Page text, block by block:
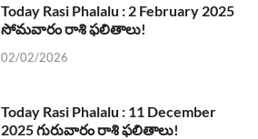
Today Rasi Phalalu : 2 February 2025
సోమవారం రాశి ఫలితాలు!
02/02/2026
Today Rasi Phalalu : 11 December
2025 గురువారం రాశి ఫలితాలు!